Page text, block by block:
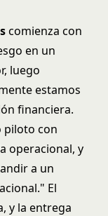
comienza con
en un
luego
estamos
financiera.
piloto con
operacional, y
a un
El
y la entrega